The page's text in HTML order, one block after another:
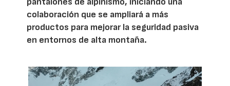
colaboración que se ampliará a más
productos para mejorar la seguridad pasiva
en entornos de alta montaña.